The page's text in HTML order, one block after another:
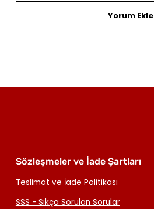
Yorum Ekle
Sözleşmeler ve İade Şartları
Teslimat ve İade Politikası
SSS - Sıkça Sorulan Sorular